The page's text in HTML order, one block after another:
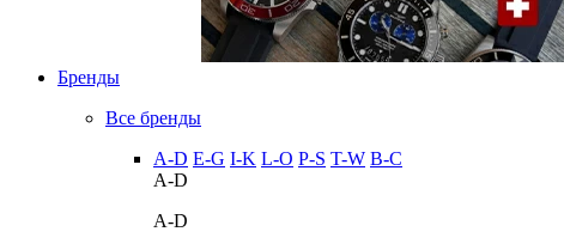
Бренды
Все бренды
A-D E-G I-K L-O P-S T-W В-С
A-D
A-D